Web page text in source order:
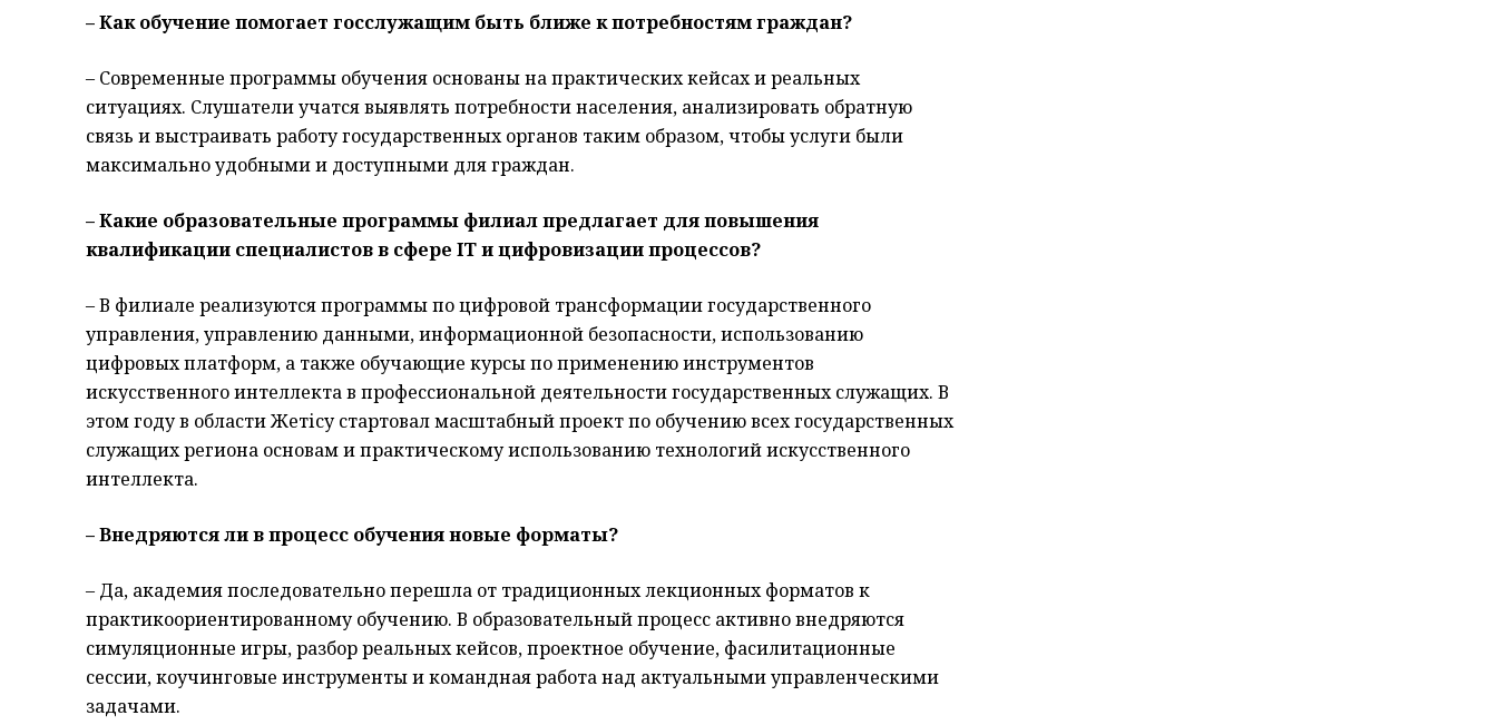
– Как обучение помогает госслужащим быть ближе к потребностям граждан?
– Современные программы обучения основаны на практических кейсах и реальных
ситуациях. Слушатели учатся выявлять потребности населения, анализировать обратную
связь и выстраивать работу государственных органов таким образом, чтобы услуги были
максимально удобными и доступными для граждан.
– Какие образовательные программы филиал предлагает для повышения
квалификации специалистов в сфере IT и цифровизации процессов?
– В филиале реализуются программы по цифровой трансформации государственного
управления, управлению данными, информационной безопасности, использованию
цифровых платформ, а также обучающие курсы по применению инструментов
искусственного интеллекта в профессиональной деятельности государственных служащих. В
этом году в области Жетісу стартовал масштабный проект по обучению всех государственных
служащих региона основам и практическому использованию технологий искусственного
интеллекта.
– Внедряются ли в процесс обучения новые форматы?
– Да, академия последовательно перешла от традиционных лекционных форматов к
практикоориентированному обучению. В образовательный процесс активно внедряются
симуляционные игры, разбор реальных кейсов, проектное обучение, фасилитационные
сессии, коучинговые инструменты и командная работа над актуальными управленческими
задачами.